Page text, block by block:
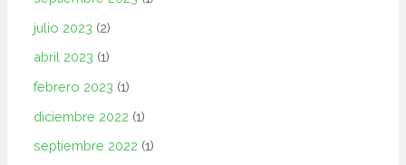
julio 2023 (2)
abril 2023 (1)
febrero 2023 (1)
diciembre 2022 (1)
septiembre 2022 (1)